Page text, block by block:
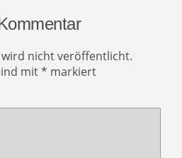
wird nicht veröffentlicht.
mit* markiert